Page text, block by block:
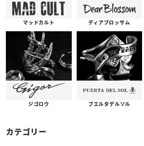
マッドカルト ディアブロッサム
ジゴロウ プエルタデルソル
カテゴリー